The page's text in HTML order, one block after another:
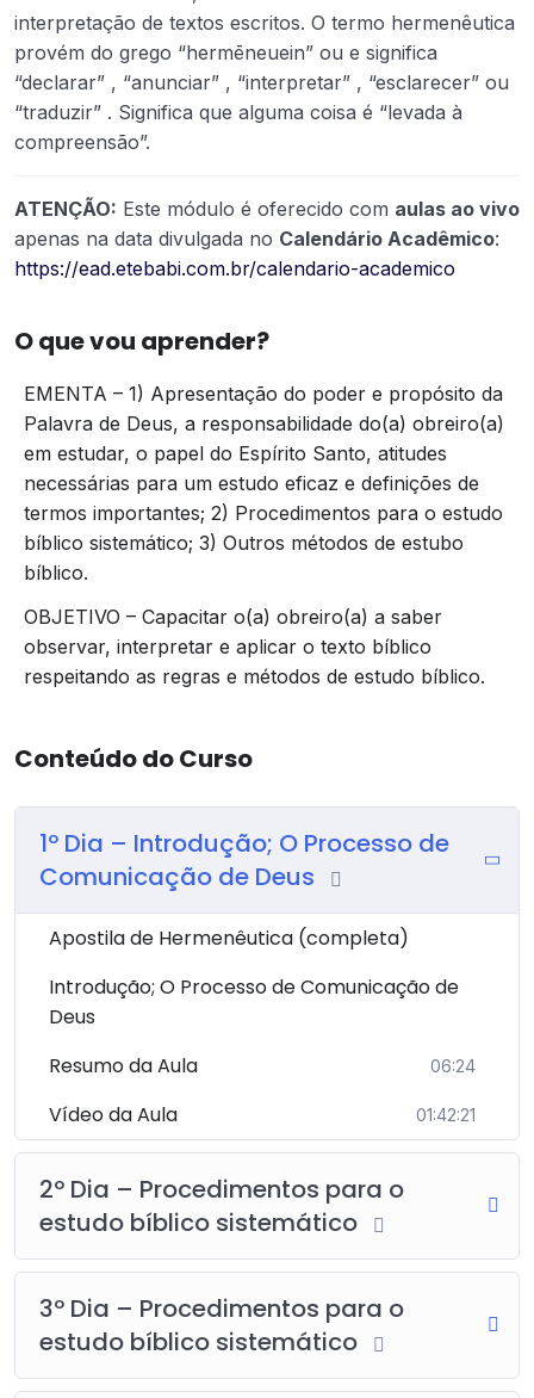
interpretação de textos escritos. O termo hermenêutica
provém do grego “hermēneuein” ou e significa
“declarar” , “anunciar” , “interpretar” , “esclarecer” ou
“traduzir” . Significa que alguma coisa é “levada à
compreensão”.
ATENÇÃO: Este módulo é oferecido com aulas ao vivo
apenas na data divulgada no Calendário Acadêmico:
https://ead.etebabi.com.br/calendario-academico
O que vou aprender?
EMENTA – 1) Apresentação do poder e propósito da
Palavra de Deus, a responsabilidade do(a) obreiro(a)
em estudar, o papel do Espírito Santo, atitudes
necessárias para um estudo eficaz e definições de
termos importantes; 2) Procedimentos para o estudo
bíblico sistemático; 3) Outros métodos de estubo
bíblico.
OBJETIVO – Capacitar o(a) obreiro(a) a saber
observar, interpretar e aplicar o texto bíblico
respeitando as regras e métodos de estudo bíblico.
Conteúdo do Curso
1º Dia – Introdução; O Processo de
Comunicação de Deus
Apostila de Hermenêutica (completa)
Introdução; O Processo de Comunicação de
Deus
Resumo da Aula
06:24
Vídeo da Aula 01:42:21
2º Dia – Procedimentos para o
estudo bíblico sistemático
3º Dia – Procedimentos para o
estudo bíblico sistemático